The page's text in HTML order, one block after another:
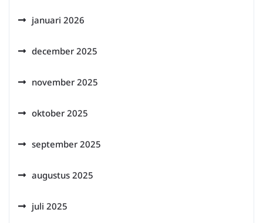
januari 2026
december 2025
november 2025
oktober 2025
september 2025
augustus 2025
juli 2025